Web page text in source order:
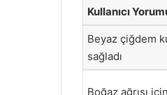
Kullanıcı
Beyaz çiğdem
sağladı
Boğaz ağrısı